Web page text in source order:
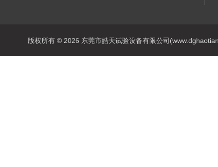
版权所有 © 2026 东莞市皓天试验设备有限公司